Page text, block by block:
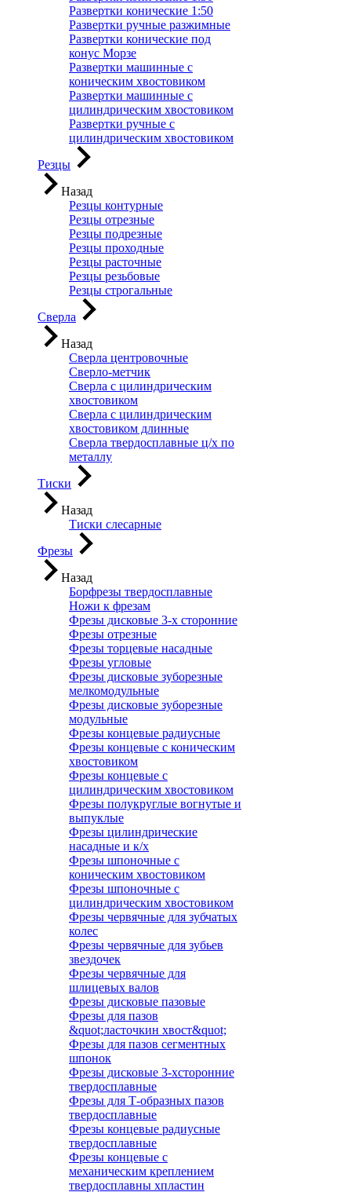
Развертки конические 1:50
Развертки ручные разжимные
Развертки конические под
конус Морзе
Развертки машинные с
коническим хвостовиком
Развертки машинные с
цилиндрическим хвостовиком
Развертки ручные с
цилиндрическим хвостовиком
Резцы
Назад
Резцы контурные
Резцы отрезные
Резцы подрезные
Резцы проходные
Резцы расточные
Резцы резьбовые
Резцы строгальные
Сверла
Назад
Сверла центровочные
Сверло-метчик
Сверла с цилиндрическим
хвостовиком
Сверла с цилиндрическим
хвостовиком длинные
Сверла твердосплавные ц/х по
металлу
Тиски
Назад
Тиски слесарные
Фрезы
Назад
Борфрезы твердосплавные
Ножи к фрезам
Фрезы дисковые 3-х сторонние
Фрезы отрезные
Фрезы торцевые насадные
Фрезы угловые
Фрезы дисковые зуборезные
мелкомодульные
Фрезы дисковые зуборезные
модульные
Фрезы концевые радиусные
Фрезы концевые с коническим
хвостовиком
Фрезы концевые с
цилиндрическим хвостовиком
Фрезы полукруглые вогнутые и
выпуклые
Фрезы цилиндрические
насадные и к/х
Фрезы шпоночные с
коническим хвостовиком
Фрезы шпоночные с
цилиндрическим хвостовиком
Фрезы червячные для зубчатых
колес
Фрезы червячные для зубьев
звездочек
Фрезы червячные для
шлицевых валов
Фрезы дисковые пазовые
Фрезы для пазов
&quot;ласточкин хвост&quot;
Фрезы для пазов сегментных
шпонок
Фрезы дисковые 3-хсторонние
твердосплавные
Фрезы для Т-образных пазов
твердосплавные
Фрезы концевые радиусные
твердосплавные
Фрезы концевые с
механическим креплением
твердосплавны хпластин